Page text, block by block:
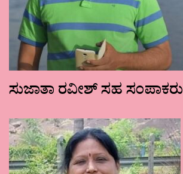
ಸುಜಾತಾ ರವೀಶ್ ಸಹ ಸಂಪಾಕರು